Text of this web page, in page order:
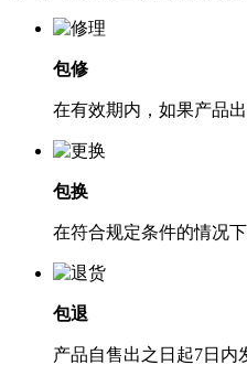
包修
在有效期内，如果产品
包换
在符合规定条件的情况
包退
产品自售出之日起7日内